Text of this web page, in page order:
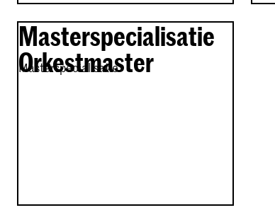
Masterspecialisatie
Orkestmaster
Masterspecialisatie